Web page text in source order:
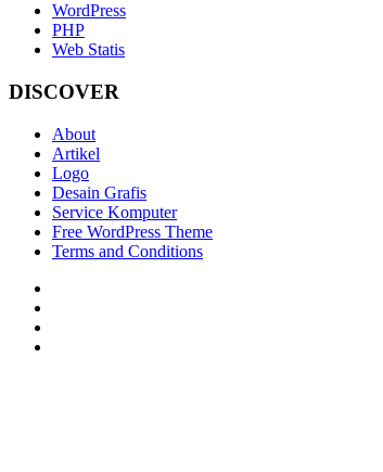
WordPress
PHP
Web Statis
DISCOVER
About
Artikel
Logo
Desain Grafis
Service Komputer
Free WordPress Theme
Terms and Conditions